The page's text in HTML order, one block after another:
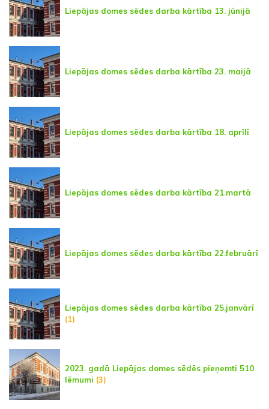
Liepājas domes sēdes darba kārtība 13. jūnijā
Liepājas domes sēdes darba kārtība 23. maijā
Liepājas domes sēdes darba kārtība 18. aprīlī
Liepājas domes sēdes darba kārtība 21.martā
Liepājas domes sēdes darba kārtība 22.februārī
Liepājas domes sēdes darba kārtība 25.janvārī
(1)
2023. gadā Liepājas domes sēdēs pieņemti 510
lēmumi (3)